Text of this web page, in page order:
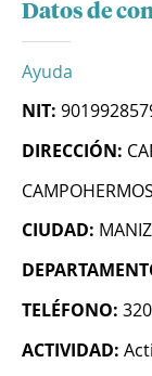
Datos de
Ayuda
NIT:
DIRECCIÓN:
CIUDAD:
TELÉFONO:
ACTIVIDAD: